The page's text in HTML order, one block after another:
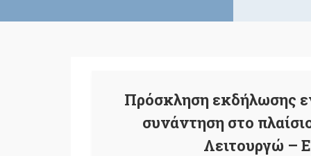
Πρόσκληση εκδήλωσης
συνάντηση στο
Λειτουργώ –